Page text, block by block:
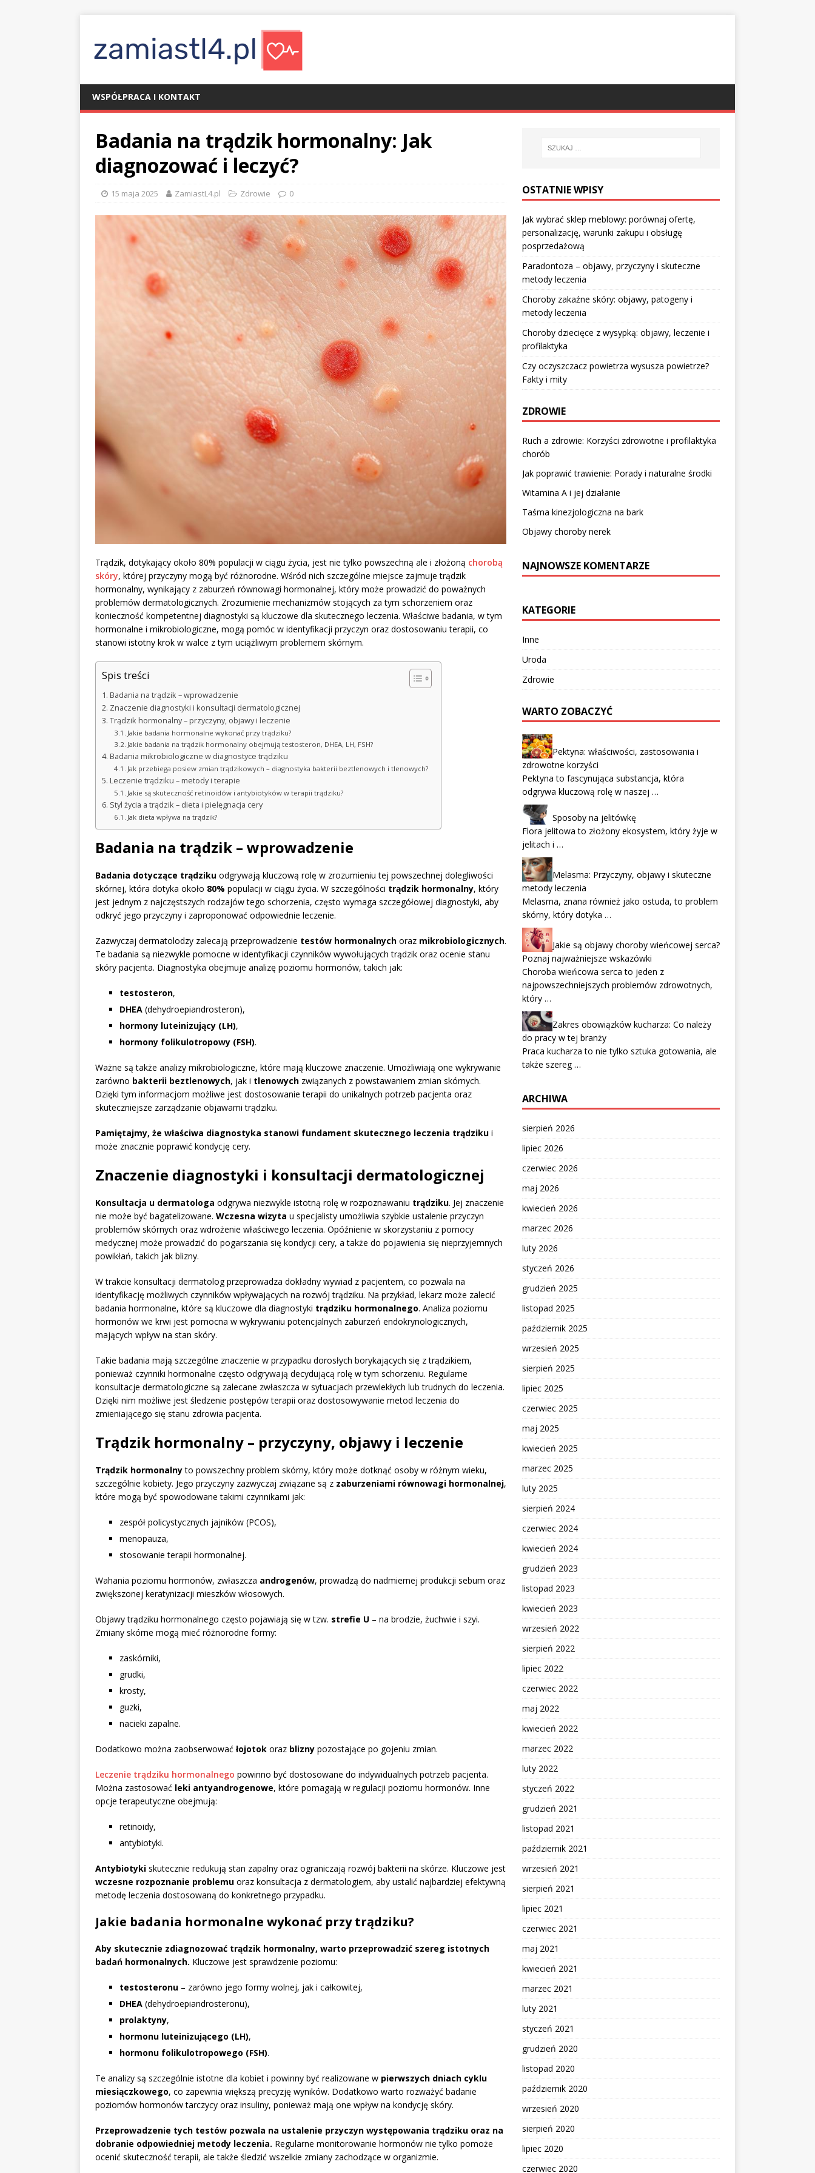
WSPÓŁPRACA I KONTAKT
Badania na trądzik hormonalny: Jak
diagnozować i leczyć?
15 maja 2025 ZamiastL4.pl Zdrowie 0
Trądzik, dotykający około 80% populacji w ciągu życia, jest nie tylko powszechną ale i złożoną chorobą
skóry, której przyczyny mogą być różnorodne. Wśród nich szczególne miejsce zajmuje trądzik
hormonalny, wynikający z zaburzeń równowagi hormonalnej, który może prowadzić do poważnych
problemów dermatologicznych. Zrozumienie mechanizmów stojących za tym schorzeniem oraz
konieczność kompetentnej diagnostyki są kluczowe dla skutecznego leczenia. Właściwe badania, w tym
hormonalne i mikrobiologiczne, mogą pomóc w identyfikacji przyczyn oraz dostosowaniu terapii, co
stanowi istotny krok w walce z tym uciążliwym problemem skórnym.
Spis treści
Badania na trądzik – wprowadzenie
Znaczenie diagnostyki i konsultacji dermatologicznej
Trądzik hormonalny – przyczyny, objawy i leczenie
Jakie badania hormonalne wykonać przy trądziku?
Jakie badania na trądzik hormonalny obejmują testosteron, DHEA, LH, FSH?
Badania mikrobiologiczne w diagnostyce trądziku
Jak przebiega posiew zmian trądzikowych – diagnostyka bakterii beztlenowych i tlenowych?
Leczenie trądziku – metody i terapie
Jakie są skuteczność retinoidów i antybiotyków w terapii trądziku?
Styl życia a trądzik – dieta i pielęgnacja cery
Jak dieta wpływa na trądzik?
Badania na trądzik – wprowadzenie
Badania dotyczące trądziku odgrywają kluczową rolę w zrozumieniu tej powszechnej dolegliwości
skórnej, która dotyka około 80% populacji w ciągu życia. W szczególności trądzik hormonalny, który
jest jednym z najczęstszych rodzajów tego schorzenia, często wymaga szczegółowej diagnostyki, aby
odkryć jego przyczyny i zaproponować odpowiednie leczenie.
Zazwyczaj dermatolodzy zalecają przeprowadzenie testów hormonalnych oraz mikrobiologicznych.
Te badania są niezwykle pomocne w identyfikacji czynników wywołujących trądzik oraz ocenie stanu
skóry pacjenta. Diagnostyka obejmuje analizę poziomu hormonów, takich jak:
testosteron,
DHEA (dehydroepiandrosteron),
hormony luteinizujący (LH),
hormony folikulotropowy (FSH).
Ważne są także analizy mikrobiologiczne, które mają kluczowe znaczenie. Umożliwiają one wykrywanie
zarówno bakterii beztlenowych, jak i tlenowych związanych z powstawaniem zmian skórnych.
Dzięki tym informacjom możliwe jest dostosowanie terapii do unikalnych potrzeb pacjenta oraz
skuteczniejsze zarządzanie objawami trądziku.
Pamiętajmy, że właściwa diagnostyka stanowi fundament skutecznego leczenia trądziku i
może znacznie poprawić kondycję cery.
Znaczenie diagnostyki i konsultacji dermatologicznej
Konsultacja u dermatologa odgrywa niezwykle istotną rolę w rozpoznawaniu trądziku. Jej znaczenie
nie może być bagatelizowane. Wczesna wizyta u specjalisty umożliwia szybkie ustalenie przyczyn
problemów skórnych oraz wdrożenie właściwego leczenia. Opóźnienie w skorzystaniu z pomocy
medycznej może prowadzić do pogarszania się kondycji cery, a także do pojawienia się nieprzyjemnych
powikłań, takich jak blizny.
W trakcie konsultacji dermatolog przeprowadza dokładny wywiad z pacjentem, co pozwala na
identyfikację możliwych czynników wpływających na rozwój trądziku. Na przykład, lekarz może zalecić
badania hormonalne, które są kluczowe dla diagnostyki trądziku hormonalnego. Analiza poziomu
hormonów we krwi jest pomocna w wykrywaniu potencjalnych zaburzeń endokrynologicznych,
mających wpływ na stan skóry.
Takie badania mają szczególne znaczenie w przypadku dorosłych borykających się z trądzikiem,
ponieważ czynniki hormonalne często odgrywają decydującą rolę w tym schorzeniu. Regularne
konsultacje dermatologiczne są zalecane zwłaszcza w sytuacjach przewlekłych lub trudnych do leczenia.
Dzięki nim możliwe jest śledzenie postępów terapii oraz dostosowywanie metod leczenia do
zmieniającego się stanu zdrowia pacjenta.
Trądzik hormonalny – przyczyny, objawy i leczenie
Trądzik hormonalnyto powszechny problem skórny, który może dotknąć osoby w różnym wieku,
szczególnie kobiety. Jego przyczyny zazwyczaj związane są z zaburzeniami równowagi hormonalnej,
które mogą być spowodowane takimi czynnikami jak:
zespół policystycznych jajników (PCOS),
menopauza,
stosowanie terapii hormonalnej.
Wahania poziomu hormonów, zwłaszcza androgenów, prowadzą do nadmiernej produkcji sebum oraz
zwiększonej keratynizacji mieszków włosowych.
Objawy trądziku hormonalnego często pojawiają się w tzw. strefie U – na brodzie, żuchwie i szyi.
Zmiany skórne mogą mieć różnorodne formy:
zaskórniki,
grudki,
krosty,
guzki,
nacieki zapalne.
Dodatkowo można zaobserwować łojotok oraz blizny pozostające po gojeniu zmian.
Leczenie trądziku hormonalnego powinno być dostosowane do indywidualnych potrzeb pacjenta.
Można zastosować leki antyandrogenowe, które pomagają w regulacji poziomu hormonów. Inne
opcje terapeutyczne obejmują:
retinoidy,
antybiotyki.
Antybiotyki skutecznie redukują stan zapalny oraz ograniczają rozwój bakterii na skórze. Kluczowe jest
wczesne rozpoznanie problemu oraz konsultacja z dermatologiem, aby ustalić najbardziej efektywną
metodę leczenia dostosowaną do konkretnego przypadku.
Jakie badania hormonalne wykonać przy trądziku?
Aby skutecznie zdiagnozować trądzik hormonalny, warto przeprowadzić szereg istotnych
badań hormonalnych. Kluczowe jest sprawdzenie poziomu:
testosteronu – zarówno jego formy wolnej, jak i całkowitej,
DHEA (dehydroepiandrosteronu),
prolaktyny,
hormonu luteinizującego (LH),
hormonu folikulotropowego (FSH).
Te analizy są szczególnie istotne dla kobiet i powinny być realizowane w pierwszych dniach cyklu
miesiączkowego, co zapewnia większą precyzję wyników. Dodatkowo warto rozważyć badanie
poziomów hormonów tarczycy oraz insuliny, ponieważ mają one wpływ na kondycję skóry.
Przeprowadzenie tych testów pozwala na ustalenie przyczyn występowania trądziku oraz na
dobranie odpowiedniej metody leczenia. Regularne monitorowanie hormonów nie tylko pomoże
ocenić skuteczność terapii, ale także śledzić wszelkie zmiany zachodzące w organizmie.
OSTATNIE WPISY
Jak wybrać sklep meblowy: porównaj ofertę,
personalizację, warunki zakupu i obsługę
posprzedażową
Paradontoza – objawy, przyczyny i skuteczne
metody leczenia
Choroby zakaźne skóry: objawy, patogeny i
metody leczenia
Choroby dziecięce z wysypką: objawy, leczenie i
profilaktyka
Czy oczyszczacz powietrza wysusza powietrze?
Fakty i mity
ZDROWIE
Ruch a zdrowie: Korzyści zdrowotne i profilaktyka
chorób
Jak poprawić trawienie: Porady i naturalne środki
Witamina A i jej działanie
Taśma kinezjologiczna na bark
Objawy choroby nerek
NAJNOWSZE KOMENTARZE
KATEGORIE
Inne
Uroda
Zdrowie
WARTO ZOBACZYĆ
Pektyna: właściwości, zastosowania i
zdrowotne korzyści
Pektyna to fascynująca substancja, która
odgrywa kluczową rolę w naszej …
Sposoby na jelitówkę
Flora jelitowa to złożony ekosystem, który żyje w
jelitach i …
Melasma: Przyczyny, objawy i skuteczne
metody leczenia
Melasma, znana również jako ostuda, to problem
skórny, który dotyka …
Jakie są objawy choroby wieńcowej serca?
Poznaj najważniejsze wskazówki
Choroba wieńcowa serca to jeden z
najpowszechniejszych problemów zdrowotnych,
który …
Zakres obowiązków kucharza: Co należy
do pracy w tej branży
Praca kucharza to nie tylko sztuka gotowania, ale
także szereg …
ARCHIWA
sierpień 2026
lipiec 2026
czerwiec 2026
maj 2026
kwiecień 2026
marzec 2026
luty 2026
styczeń 2026
grudzień 2025
listopad 2025
październik 2025
wrzesień 2025
sierpień 2025
lipiec 2025
czerwiec 2025
maj 2025
kwiecień 2025
marzec 2025
luty 2025
sierpień 2024
czerwiec 2024
kwiecień 2024
grudzień 2023
listopad 2023
kwiecień 2023
wrzesień 2022
sierpień 2022
lipiec 2022
czerwiec 2022
maj 2022
kwiecień 2022
marzec 2022
luty 2022
styczeń 2022
grudzień 2021
listopad 2021
październik 2021
wrzesień 2021
sierpień 2021
lipiec 2021
czerwiec 2021
maj 2021
kwiecień 2021
marzec 2021
luty 2021
styczeń 2021
grudzień 2020
listopad 2020
październik 2020
wrzesień 2020
sierpień 2020
lipiec 2020
czerwiec 2020